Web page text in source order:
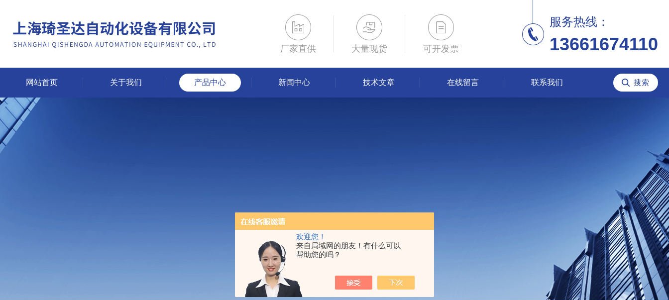
欢迎您！
来自局域网的朋友！有什么可以
帮助您的吗？
厂家直供 大量现货 可开发票
服务热线：
13661674110
网站首页 关于我们 产品中心 新闻中心 技术文章 在线留言 联系我们